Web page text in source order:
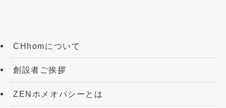
CHhomについて
創設者ご挨拶
ZENホメオパシーとは